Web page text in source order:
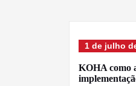
1 de julho
KOHA como